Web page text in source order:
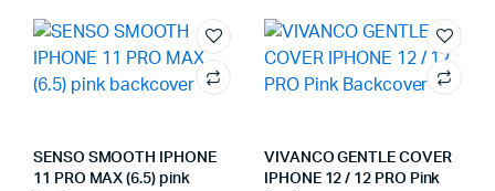
SENSO SMOOTH IPHONE
11 PRO MAX (6.5) pink
VIVANCO GENTLE COVER
IPHONE 12 / 12 PRO Pink